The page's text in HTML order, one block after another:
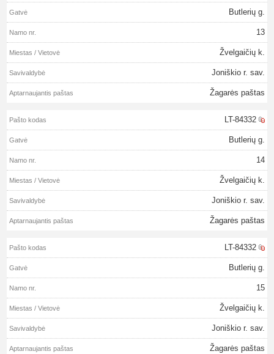
Butlerių g.
13
Žvelgaičių k.
Joniškio r. sav.
Žagarės paštas
LT-84332
Butlerių g.
14
Žvelgaičių k.
Joniškio r. sav.
Žagarės paštas
LT-84332
Butlerių g.
15
Žvelgaičių k.
Joniškio r. sav.
Žagarės paštas